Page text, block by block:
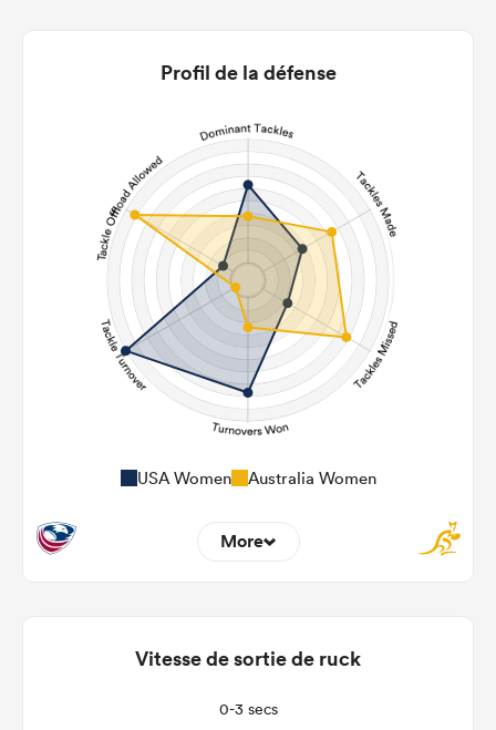
22m Conversion
Carries
Kicks
Post Contact Meters
Profil de la défense
USA Women Australia Women
More
Tackles Made
Tackles Missed
Vitesse de sortie de ruck
0-3 secs